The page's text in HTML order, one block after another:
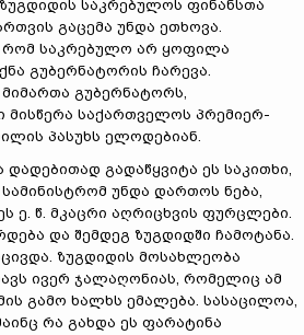
საკრებულოს ფინანსთა
გაცემა უნდა ეთხოვა.
რომ საკრებულო არ ყოფილა
გუბერნატორის ჩარევა.
გუბერნატორს,
მისწერა საქართველოს პრემიერ-
პასუხს ელოდებიან.
დადებითად გადაწყვიტა ეს საკითხი,
უნდა დართოს ნება,
ე. წ. მკაცრი აღრიცხვის ფურცლები.
და შემდეგ ზუგდიდში ჩამოტანა.
ზუგდიდის მოსახლეობა
ივერ ჯალაღონიას, რომელიც ამ
გამო ხალხს ემალება. სასაცილოა,
რა გახდა ეს ფარატინა